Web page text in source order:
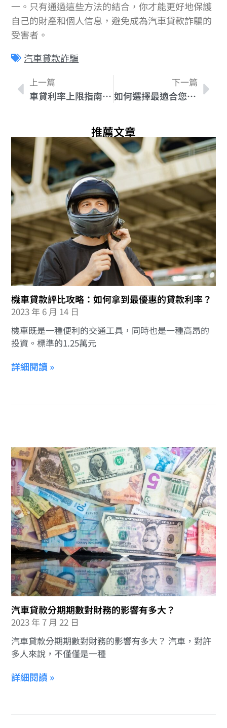
一。只有通過這些方法的結合，你才能更好地保護
自己的財產和個人信息，避免成為汽車貸款詐騙的
受害者。
汽車貸款詐騙
上一篇
車貸利率上限指南：選擇最適合的車輛貸款利率
下一篇
如何選擇最適合您的車貸利率調整策略
推薦文章
機車貸款評比攻略：如何拿到最優惠的貸款利率？
2023 年 6 月 14 日
機車既是一種便利的交通工具，同時也是一種高昂的
投資。標準的1.25萬元
詳細閱讀 »
汽車貸款分期期數對財務的影響有多大？
2023 年 7 月 22 日
汽車貸款分期期數對財務的影響有多大？ 汽車，對許
多人來說，不僅僅是一種
詳細閱讀 »